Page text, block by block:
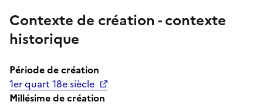
Contexte de création - contexte
historique
Période de création
1er quart 18e siècle
Millésime de création